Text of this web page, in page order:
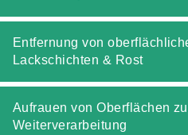
Entfernung von
Lackschichten & Rost
Aufrauen von Oberflächen
Weiterverarbeitung